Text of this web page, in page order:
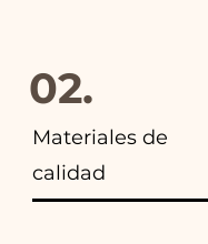
02.
Materiales de
calidad